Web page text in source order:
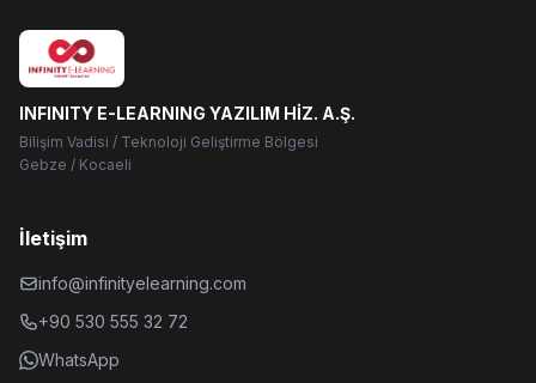
INFINITY E-LEARNING YAZILIM HİZ. A.Ş.
Bilişim Vadisi / Teknoloji Geliştirme Bölgesi
Gebze / Kocaeli
İletişim
info@infinityelearning.com
+90 530 555 32 72
WhatsApp